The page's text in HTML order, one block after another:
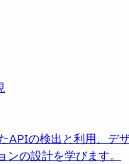
APIの検出と利用、デ
の設計を学びます。